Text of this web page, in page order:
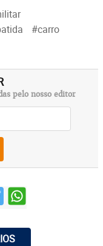
#carro
pelo nosso editor